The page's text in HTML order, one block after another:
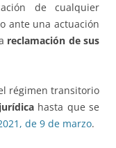
de cualquier
ante una actuación
reclamación de sus
régimen transitorio
hasta que se
de 9 de marzo.